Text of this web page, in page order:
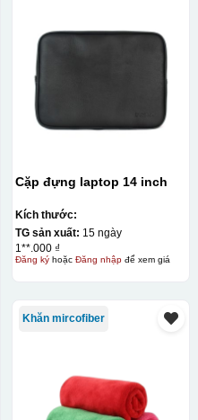
Cặp đựng laptop 14 inch
Kích thước:
TG sản xuất: 15 ngày
1**.000 ₫
Đăng kýhoặc Đăng nhậpđể xem giá
Khăn mircofiber